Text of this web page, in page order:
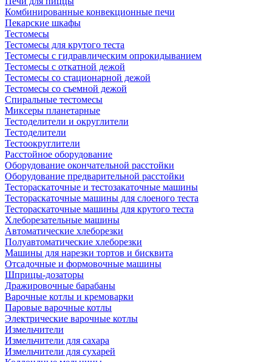
Комбинированные конвекционные печи
Пекарские шкафы
Тестомесы
Тестомесы для крутого теста
Тестомесы с гидравлическим опрокидыванием
Тестомесы с откатной дежой
Тестомесы со стационарной дежой
Тестомесы со съемной дежой
Спиральные тестомесы
Миксеры планетарные
Тестоделители и округлители
Тестоделители
Тестоокруглители
Расстойное оборудование
Оборудование окончательной расстойки
Оборудование предварительной расстойки
Тестораскаточные и тестозакаточные машины
Тестораскаточные машины для слоеного теста
Тестораскаточные машины для крутого теста
Хлеборезательные машины
Автоматические хлеборезки
Полуавтоматические хлеборезки
Машины для нарезки тортов и бисквита
Отсадочные и формовочные машины
Шприцы-дозаторы
Дражировочные барабаны
Варочные котлы и кремоварки
Паровые варочные котлы
Электрические варочные котлы
Измельчители
Измельчители для сахара
Измельчители для сухарей